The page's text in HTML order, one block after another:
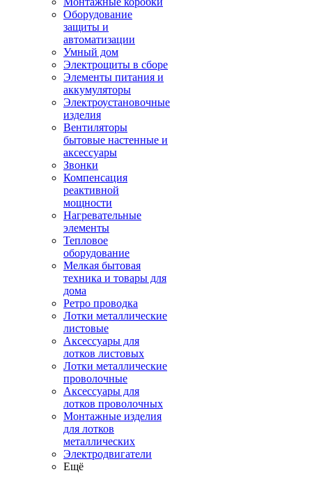
Оборудование
защиты и
автоматизации
Умный дом
Электрощиты в сборе
Элементы питания и
аккумуляторы
Электроустановочные
изделия
Вентиляторы
бытовые настенные и
аксессуары
Звонки
Компенсация
реактивной
мощности
Нагревательные
элементы
Тепловое
оборудование
Мелкая бытовая
техника и товары для
дома
Ретро проводка
Лотки металлические
листовые
Аксессуары для
лотков листовых
Лотки металлические
проволочные
Аксессуары для
лотков проволочных
Монтажные изделия
для лотков
металлических
Электродвигатели
Ещё